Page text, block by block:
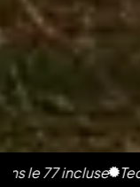
Technicien